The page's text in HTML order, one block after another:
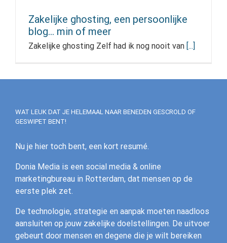
Zakelijke ghosting, een persoonlijke
blog… min of meer
Zakelijke ghosting Zelf had ik nog nooit van [...]
WAT LEUK DAT JE HELEMAAL NAAR BENEDEN GESCROLD OF
GESWIPET BENT!
Nu je hier toch bent, een kort resumé.
Donia Media is een social media & online
marketingbureau in Rotterdam, dat mensen op de
eerste plek zet.
De technologie, strategie en aanpak moeten naadloos
aansluiten op jouw zakelijke doelstellingen. De uitvoer
gebeurt door mensen en degene die je wilt bereiken